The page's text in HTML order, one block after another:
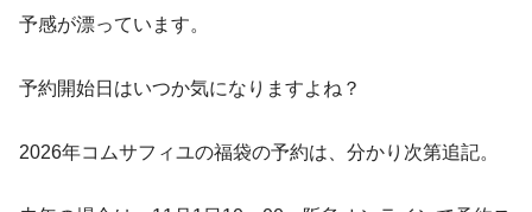
予感が漂っています。
予約開始日はいつか気になりますよね？
2026年コムサフィユの福袋の予約は、分かり次第追記。